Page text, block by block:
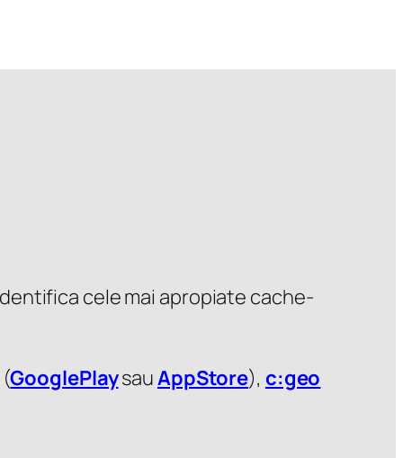
cele mai apropiate cache-
GooglePlaysauAppStore), c:geo